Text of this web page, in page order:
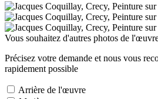
Vous souhaitez d'autres photos de
Précisez votre demande et nous vous
rapidement possible
Arrière de l'œuvre